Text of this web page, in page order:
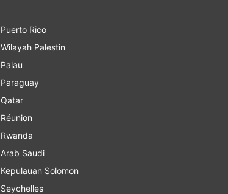
Puerto Rico
Wilayah Palestin
Palau
Paraguay
Qatar
Réunion
Rwanda
Arab Saudi
Kepulauan Solomon
Seychelles